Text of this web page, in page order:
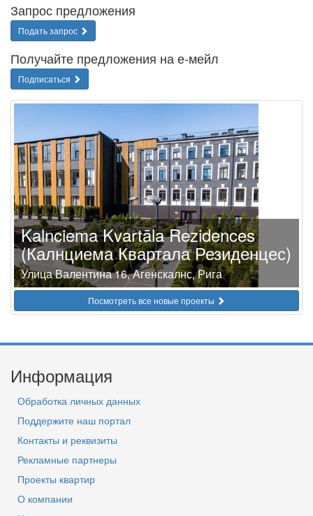
Запрос предложения
Подать запрос
Получайте предложения на е-мейл
Подписаться
Kalnciema Kvartāla Rezidences
(Калнциема Квартала Резиденцес)
Улица Валентина 16, Агенскалнс, Рига
Посмотреть все новые проекты
Информация
Обработка личных данных
Поддержите наш портал
Контакты и реквизиты
Рекламные партнеры
Проекты квартир
О компании